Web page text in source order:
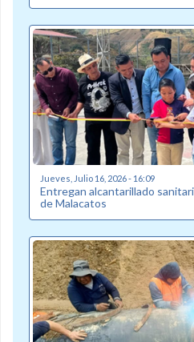
Jueves, Julio 16, 2026 - 16:09
Entregan alcantarillado
de Malacatos